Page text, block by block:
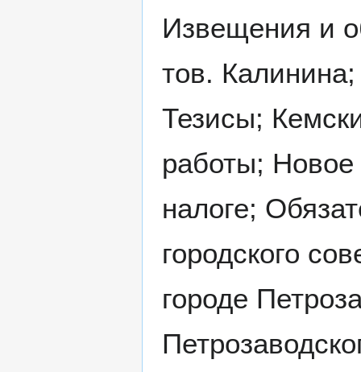
Извещения и
тов.
Тезисы;
работы; Новое
налоге;
городского
городе